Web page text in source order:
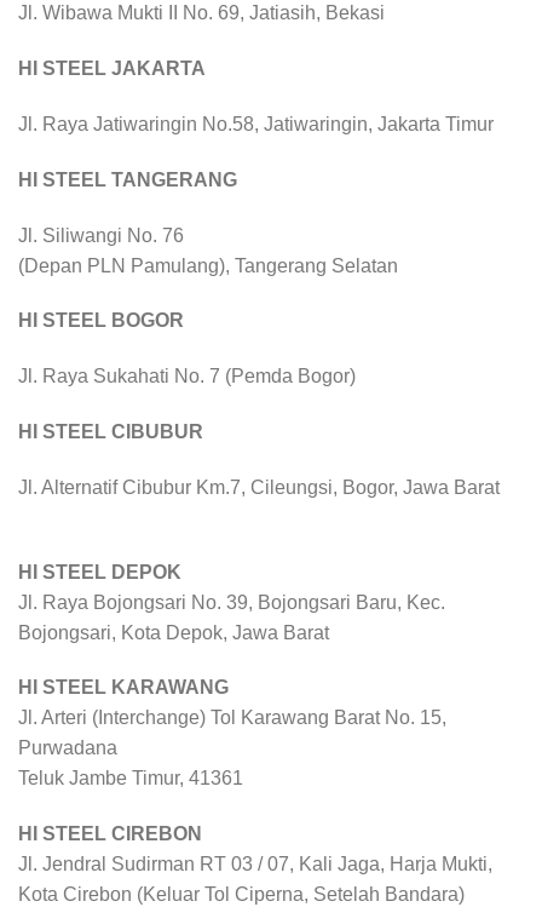
Jl. Wibawa Mukti II No. 69, Jatiasih, Bekasi
HI STEEL JAKARTA
Jl. Raya Jatiwaringin No.58, Jatiwaringin, Jakarta Timur
HI STEEL TANGERANG
Jl. Siliwangi No. 76
(Depan PLN Pamulang), Tangerang Selatan
HI STEEL BOGOR
Jl. Raya Sukahati No. 7 (Pemda Bogor)
HI STEEL CIBUBUR
Jl. Alternatif Cibubur Km.7, Cileungsi, Bogor, Jawa Barat
HI STEEL DEPOK
Jl. Raya Bojongsari No. 39, Bojongsari Baru, Kec.
Bojongsari, Kota Depok, Jawa Barat
HI STEEL KARAWANG
Jl. Arteri (Interchange) Tol Karawang Barat No. 15,
Purwadana
Teluk Jambe Timur, 41361
HI STEEL CIREBON
Jl. Jendral Sudirman RT 03 / 07, Kali Jaga, Harja Mukti,
Kota Cirebon (Keluar Tol Ciperna, Setelah Bandara)